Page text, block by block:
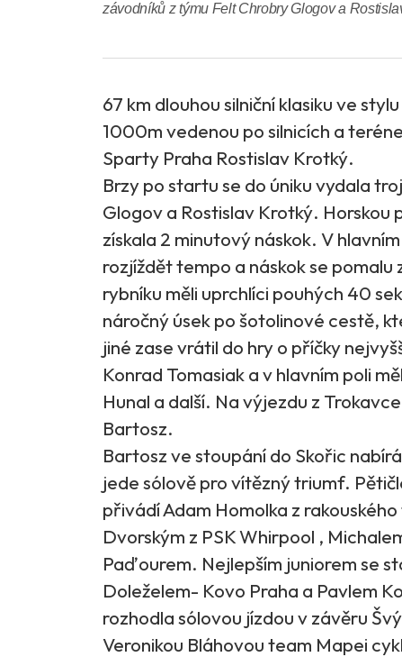
závodníků z týmu Felt Chrobry Glogov a
67 km dlouhou silniční klasiku ve
1000m vedenou po silnicích a
Sparty Praha Rostislav Krotký.
Brzy po startu se do úniku vydala
Glogov a Rostislav Krotký. Horskou
získala 2 minutový náskok. V
rozjíždět tempo a náskok se
rybníku měli uprchlíci pouhých 40
náročný úsek po šotolinové cestě,
jiné zase vrátil do hry o příčky
Konrad Tomasiak a v hlavním poli
Hunal a další. Na výjezdu z
Bartosz.
Bartosz ve stoupání do Skořic
jede sólově pro vítězný triumf.
přivádí Adam Homolka z
Dvorským z PSK Whirpool ,
Paďourem. Nejlepším juniorem se
Doleželem- Kovo Praha a Pavlem
rozhodla sólovou jízdou v závěru
Veronikou Bláhovou team Mapei